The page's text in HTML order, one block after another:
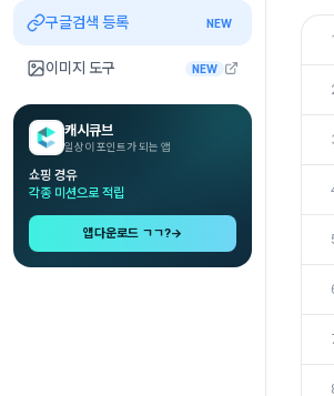
구글검색 등록 NEW
이미지 도구 NEW
캐시큐브
일상이 포인트가 되는 앱
쇼핑 경유
각종 미션으로 적립
앱다운로드 ㄱㄱ?→